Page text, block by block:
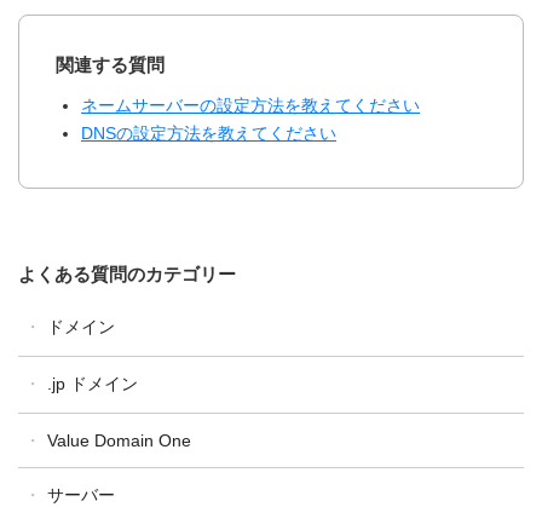
関連する質問
ネームサーバーの設定方法を教えてください
DNSの設定方法を教えてください
よくある質問のカテゴリー
ドメイン
ドメイン更新
.jp ドメイン
Value Domain One
サーバー